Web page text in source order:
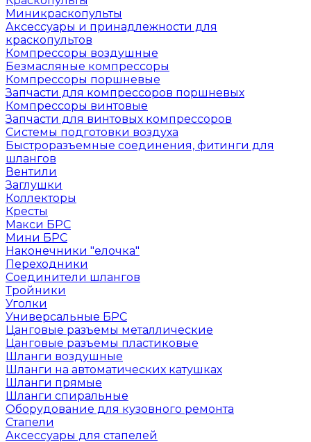
Миникраскопульты
Аксессуары и принадлежности для
краскопультов
Компрессоры воздушные
Безмасляные компрессоры
Компрессоры поршневые
Запчасти для компрессоров поршневых
Компрессоры винтовые
Запчасти для винтовых компрессоров
Системы подготовки воздуха
Быстроразъемные соединения, фитинги для
шлангов
Вентили
Заглушки
Коллекторы
Кресты
Макси БРС
Мини БРС
Наконечники "елочка"
Переходники
Соединители шлангов
Тройники
Уголки
Универсальные БРС
Цанговые разъемы металлические
Цанговые разъемы пластиковые
Шланги воздушные
Шланги на автоматических катушках
Шланги прямые
Шланги спиральные
Оборудование для кузовного ремонта
Стапели
Аксессуары для стапелей